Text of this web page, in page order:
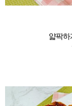
얇팍